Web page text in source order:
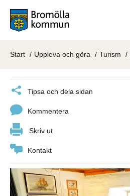
Start Uppleva och göra Turism
Tipsa och dela sidan
Kommentera
Skriv ut
Kontakt